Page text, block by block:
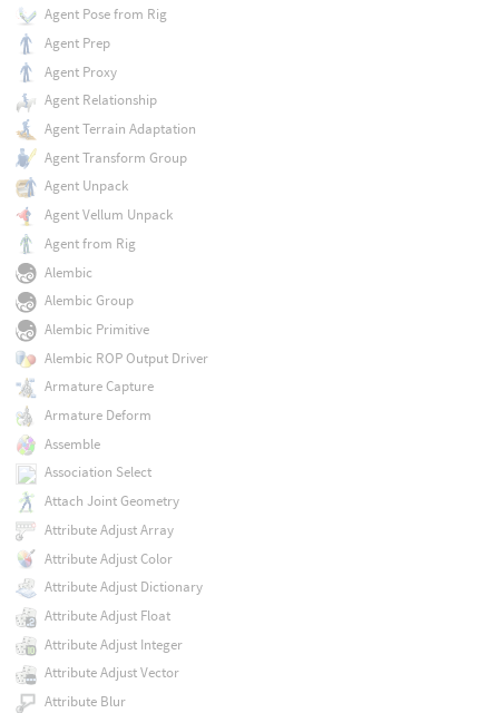
Agent Pose from Rig
Agent Prep
Agent Proxy
Agent Relationship
Agent Terrain Adaptation
Agent Transform Group
Agent Unpack
Agent Vellum Unpack
Agent from Rig
Alembic
Alembic Group
Alembic Primitive
Alembic ROP Output Driver
Armature Capture
Armature Deform
Assemble
Association Select
Attach Joint Geometry
Attribute Adjust Array
Attribute Adjust Color
Attribute Adjust Dictionary
Attribute Adjust Float
Attribute Adjust Integer
Attribute Adjust Vector
Attribute Blur